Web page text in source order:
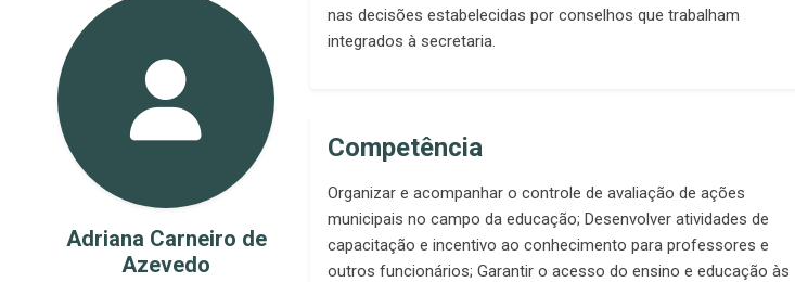
Adriana Carneiro de
Azevedo
nas decisões estabelecidas por conselhos que trabalham
integrados à secretaria.
Competência
Organizar e acompanhar o controle de avaliação de ações
municipais no campo da educação; Desenvolver atividades de
capacitação e incentivo ao conhecimento para professores e
outros funcionários; Garantir o acesso do ensino e educação às